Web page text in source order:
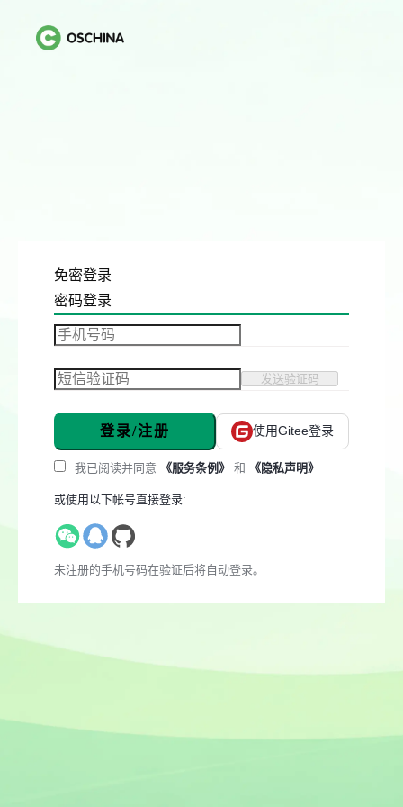
免密登录
密码登录
发送验证码
登录/注册 使用Gitee登录
我已阅读并同意 《服务条例》 和 《隐私声明》
或使用以下帐号直接登录:
未注册的手机号码在验证后将自动登录。